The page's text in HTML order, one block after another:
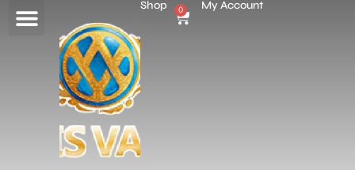
Shop 0 My Account